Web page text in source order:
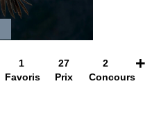
1
Favoris
27
Prix
2
Concours
+